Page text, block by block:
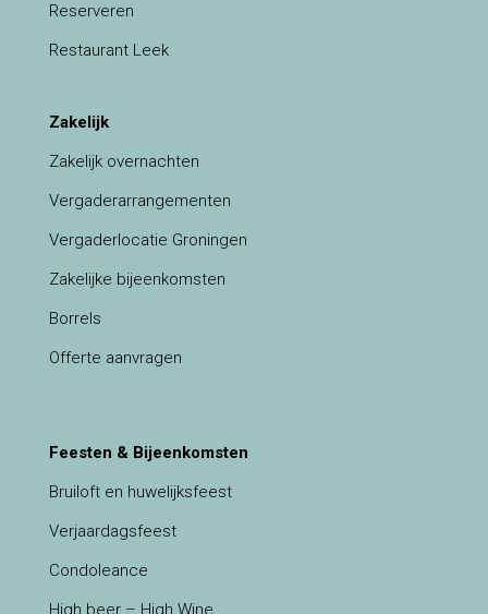
Reserveren
Restaurant Leek
Zakelijk
Zakelijk overnachten
Vergaderarrangementen
Vergaderlocatie Groningen
Zakelijke bijeenkomsten
Borrels
Offerte aanvragen
Feesten & Bijeenkomsten
Bruiloft en huwelijksfeest
Verjaardagsfeest
Condoleance
High beer – High Wine